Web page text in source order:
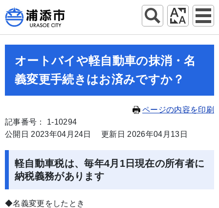
オートバイや軽自動車の抹消・名
義変更手続きはお済みですか？
ページの内容を印刷
記事番号： 1-10294
公開日 2023年04月24日
更新日 2026年04月13日
軽自動車税は、毎年4月1日現在の所有者に
納税義務があります
◆名義変更をしたとき